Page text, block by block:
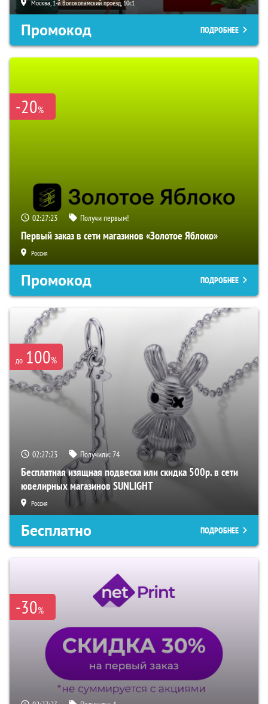
Москва, 1-й Волоколамский проезд, 10с1
Промокод ПОДРОБНЕЕ
-20%
02:27:21 Получи первым!
Первый заказ в сети магазинов «Золотое Яблоко»
Россия
Промокод ПОДРОБНЕЕ
до 100%
02:27:21 Получили:74
Бесплатная изящная подвеска или скидка 500р. в сети
ювелирных магазинов SUNLIGHT
Россия
Бесплатно ПОДРОБНЕЕ
-30%